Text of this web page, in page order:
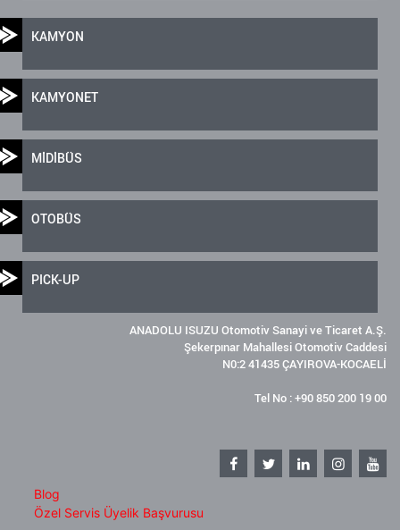
KAMYON
KAMYONET
MİDİBÜS
OTOBÜS
PICK-UP
ANADOLU ISUZU Otomotiv Sanayi ve Ticaret A.Ş.
Şekerpınar Mahallesi Otomotiv Caddesi
N0:2 41435 ÇAYIROVA-KOCAELİ
Tel No : +90 850 200 19 00
Blog
Özel Servis Üyelik Başvurusu